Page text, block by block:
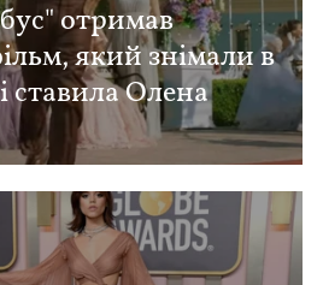
отримав
який знімали в
ставила Олена